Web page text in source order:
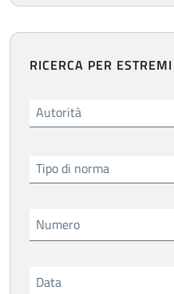
RICERCA PER
Autorità
Tipo di norma
Numero
Data